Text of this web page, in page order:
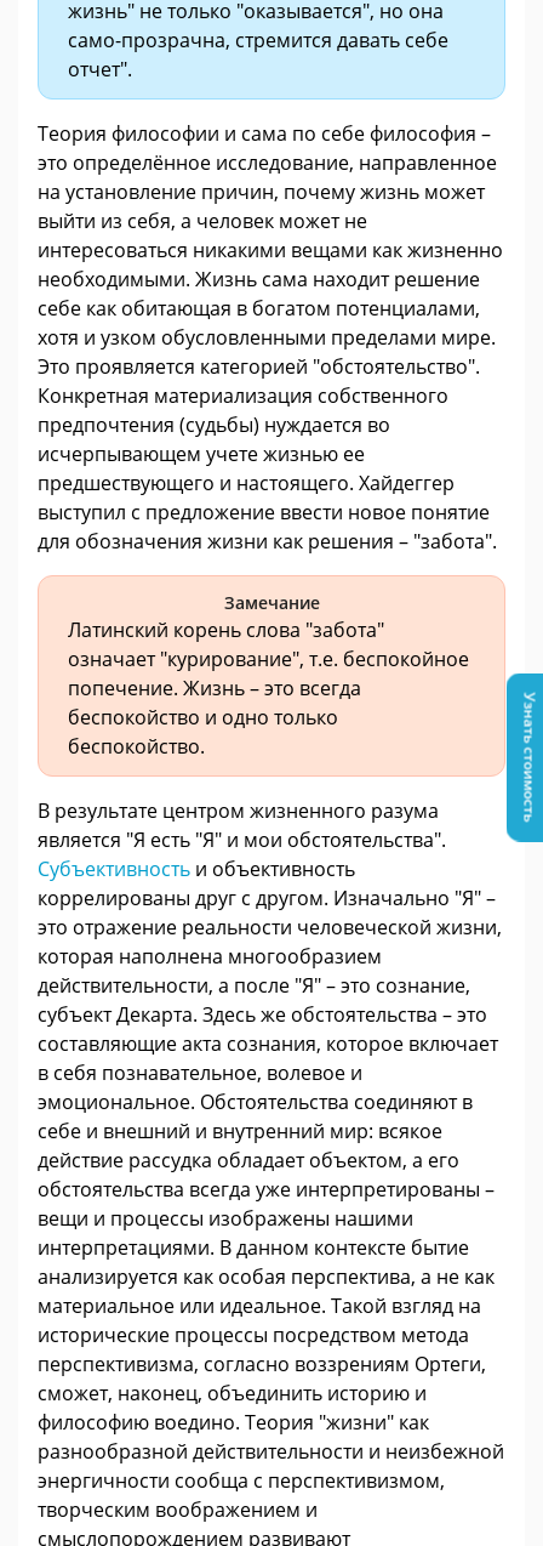
жизнь" не только "оказывается", но она
само-прозрачна, стремится давать себе
отчет".
Теория философии и сама по себе философия –
это определённое исследование, направленное
на установление причин, почему жизнь может
выйти из себя, а человек может не
интересоваться никакими вещами как жизненно
необходимыми. Жизнь сама находит решение
себе как обитающая в богатом потенциалами,
хотя и узком обусловленными пределами мире.
Это проявляется категорией "обстоятельство".
Конкретная материализация собственного
предпочтения (судьбы) нуждается во
исчерпывающем учете жизнью ее
предшествующего и настоящего. Хайдеггер
выступил с предложение ввести новое понятие
для обозначения жизни как решения – "забота".
Замечание
Латинский корень слова "забота"
означает "курирование", т.е. беспокойное
попечение. Жизнь – это всегда
беспокойство и одно только
беспокойство.
В результате центром жизненного разума
является "Я есть "Я" и мои обстоятельства".
Субъективность и объективность
коррелированы друг с другом. Изначально "Я" –
это отражение реальности человеческой жизни,
которая наполнена многообразием
действительности, а после "Я" – это сознание,
субъект Декарта. Здесь же обстоятельства – это
составляющие акта сознания, которое включает
в себя познавательное, волевое и
эмоциональное. Обстоятельства соединяют в
себе и внешний и внутренний мир: всякое
действие рассудка обладает объектом, а его
обстоятельства всегда уже интерпретированы –
вещи и процессы изображены нашими
интерпретациями. В данном контексте бытие
анализируется как особая перспектива, а не как
материальное или идеальное. Такой взгляд на
исторические процессы посредством метода
перспективизма, согласно воззрениям Ортеги,
сможет, наконец, объединить историю и
философию воедино. Теория "жизни" как
разнообразной действительности и неизбежной
энергичности сообща с перспективизмом,
творческим воображением и
смыслопорождением развивают
Узнать стоимость